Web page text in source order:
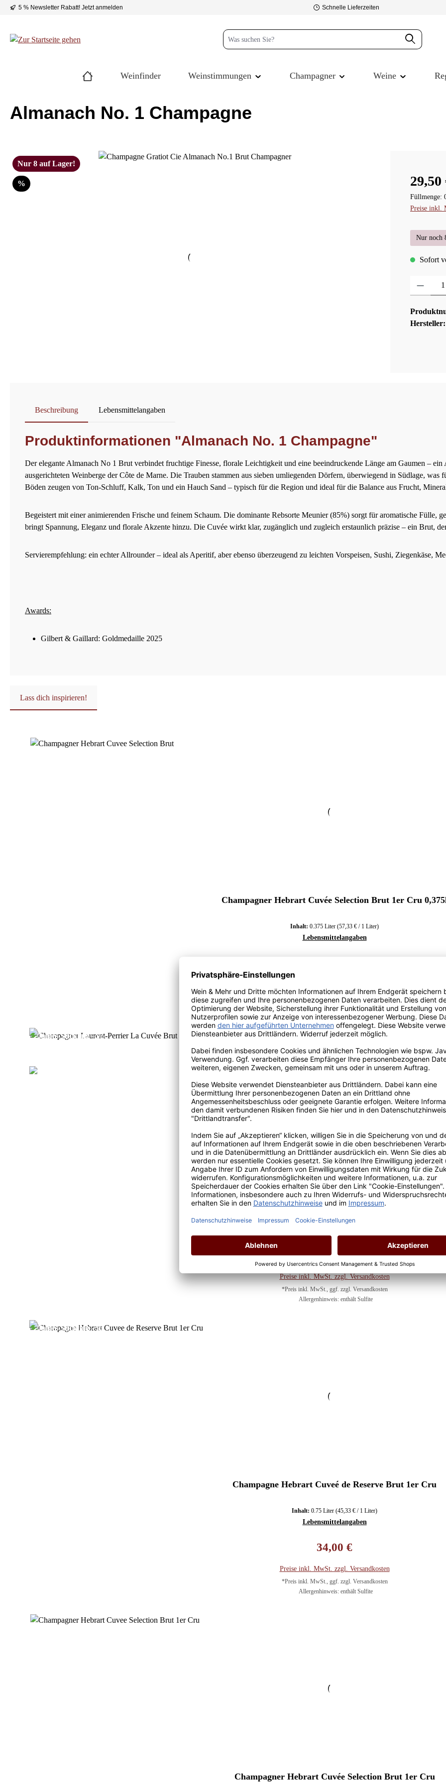
Hauptinhalt springen
Zur Suche springen
Zur Hauptnavigation springen
5 % Newsletter Rabatt! Jetzt anmelden Schnelle Lieferzeiten
Weinfinder Weinstimmungen Champagner Weine
Almanach No. 1 Champagne
Bildergalerie überspringen
Nur 8 auf Lager!
% Rabatt 29,50
Füllmenge:
Preise inkl.
Nur noch
Sofort
Produkt
Beschreibung Lebensmittelangaben
Produktinformationen "Almanach No. 1 Champagne"
Der elegante Almanach No 1 Brut verbindet fruchtige Finesse, florale Leichtigkeit und eine beeindruckende Länge am Gaumen –
ausgerichteten Weinberge der Côte de Marne. Die Trauben stammen aus sieben umliegenden Dörfern, überwiegend in Südlage,
Böden zeugen von Ton-Schluff, Kalk, Ton und ein Hauch Sand – typisch für die Region und ideal für die Balance aus Frucht,
Begeistert mit einer animierenden Frische und feinem Schaum. Die dominante Rebsorte Meunier (85%) sorgt für aromatische Fülle,
bringt Spannung, Eleganz und florale Akzente hinzu. Die Cuvée wirkt klar, zugänglich und zugleich erstaunlich präzise – ein Brut,
Servierempfehlung: ein echter Allrounder – ideal als Aperitif, aber ebenso überzeugend zu leichten Vorspeisen, Sushi, Ziegenkäse,
Awards:
Gilbert & Gaillard: Goldmedaille 2025
Lass dich inspirieren!
Champagner Hebrart Cuvée Selection Brut 1er Cru
Inhalt: 0.375 Liter (57,33 € / 1 Liter)
Lebensmittelangaben
*Preis inkl. MwSt., ggf. zzgl. Versandkosten
Allergenhinweis: enthält Sulfite
In den Warenkorb
Champagner Laurent-Perrier La Cuvée Brut 0,375 Liter
Inhalt:0.375 Liter(79,73 € / 1 Liter)
Regulärer Preis:
29,90 €
Preise inkl. MwSt. zzgl. Versandkosten
*Preis inkl. MwSt., ggf. zzgl. Versandkosten
Allergenhinweis: enthält Sulfite
Champagne Hebrart Cuveé de Reserve Brut 1er Cru
Inhalt: 0.75 Liter (45,33 € / 1 Liter)
Lebensmittelangaben
34,00 €
Preise inkl. MwSt. zzgl. Versandkosten
*Preis inkl. MwSt., ggf. zzgl. Versandkosten
Allergenhinweis: enthält Sulfite
Champagner Hebrart Cuvée Selection Brut 1er Cru